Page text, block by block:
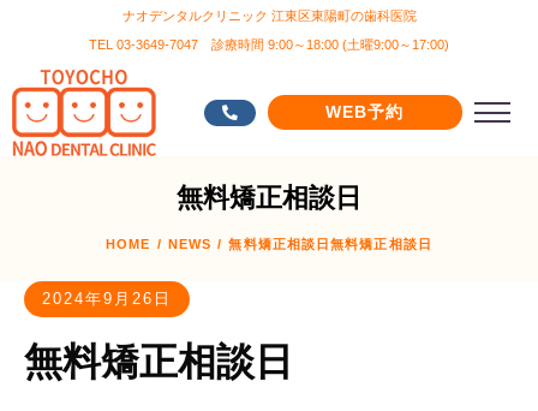
ナオデンタルクリニック 江東区東陽町の歯科医院
TEL 03-3649-7047 診療時間 9:00～18:00 (土曜9:00～17:00)
WEB予約
無料矯正相談日
HOME / NEWS / 無料矯正相談日無料矯正相談日
2024年9月26日
無料矯正相談日